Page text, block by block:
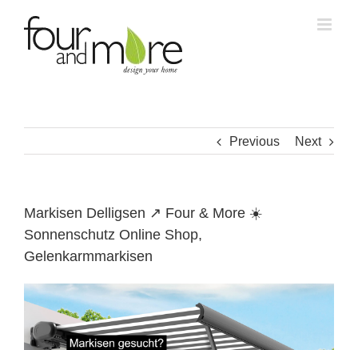
content
Previous Next
Markisen Delligsen ↗️ Four & More ☀️
Sonnenschutz Online Shop,
Gelenkarmmarkisen